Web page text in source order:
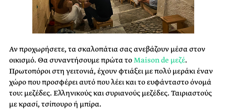
Αν προχωρήσετε, τα σκαλοπάτια σας ανεβάζουν μέσα στον
οικισμό. Θα συναντήσουμε πρώτα τοMaison de μεζέ.
Πρωτοπόροι στη γειτονιά, έχουν φτιάξει με πολύ μεράκι έναν
χώρο που προσφέρει αυτό που λέει και το ευφάνταστο όνομά
του: μεζέδες. Ελληνικούς και συριανούς μεζέδες. Ταιριαστούς
με κρασί, τσίπουρο ή μπίρα.